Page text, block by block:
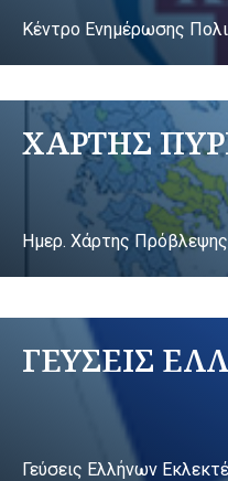
Κέντρο Ενημέρωσης
ΧΑΡΤΗΣ
Ημερ. Χάρτης Πρόβλεψης
ΓΕΥΣΕΙΣ
Γεύσεις Ελλήνων